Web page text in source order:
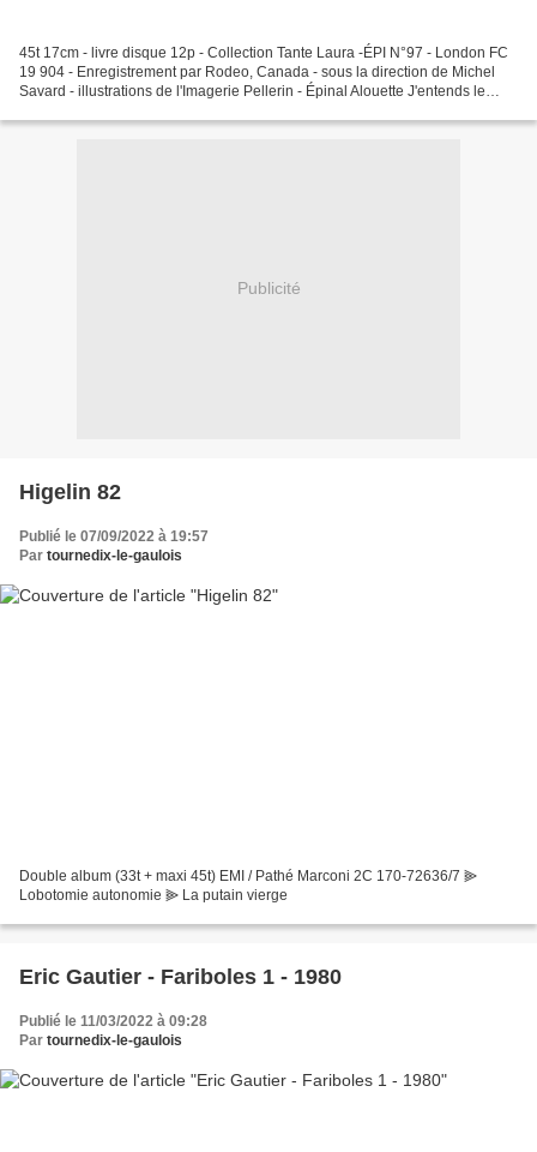
45t 17cm - livre disque 12p - Collection Tante Laura -ÉPI N°97 - London FC
19 904 - Enregistrement par Rodeo, Canada - sous la direction de Michel
Savard - illustrations de l'Imagerie Pellerin - Épinal Alouette J'entends le
Publicité
Higelin 82
Publié le 07/09/2022 à 19:57
Par tournedix-le-gaulois
Double album (33t + maxi 45t) EMI / Pathé Marconi 2C 170-72636/7 ⫸
Lobotomie autonomie ⫸ La putain vierge
Eric Gautier - Fariboles 1 - 1980
Publié le 11/03/2022 à 09:28
Par tournedix-le-gaulois